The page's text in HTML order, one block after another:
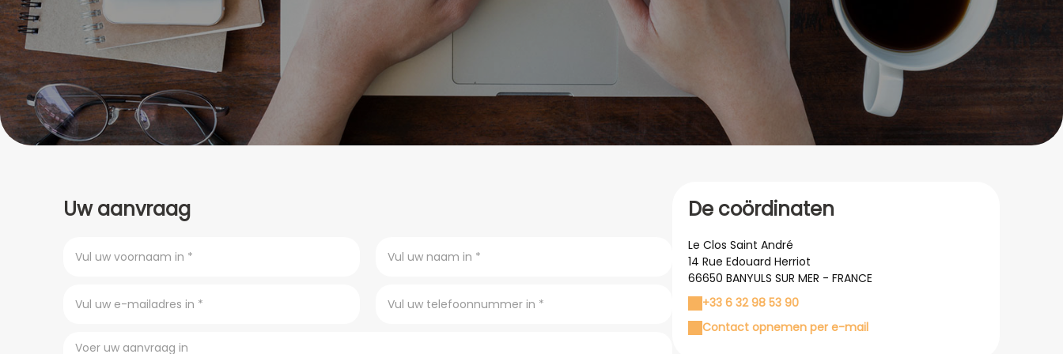
Uw aanvraag De coördinaten
Le Clos Saint André
14 Rue Edouard Herriot
66650 BANYULS SUR MER - FRANCE
+33 6 32 98 53 90
Contact opnemen per e-mail